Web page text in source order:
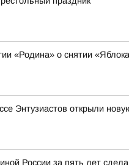
«Родина» о снятии
Энтузиастов открыли
России за пять лет